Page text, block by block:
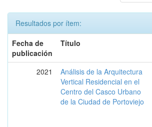
Resultados por ítem:
Fecha de
publicación
Título
2021
Análisis de la Arquitectura
Vertical Residencial en el
Centro del Casco Urbano
de la Ciudad de Portoviejo